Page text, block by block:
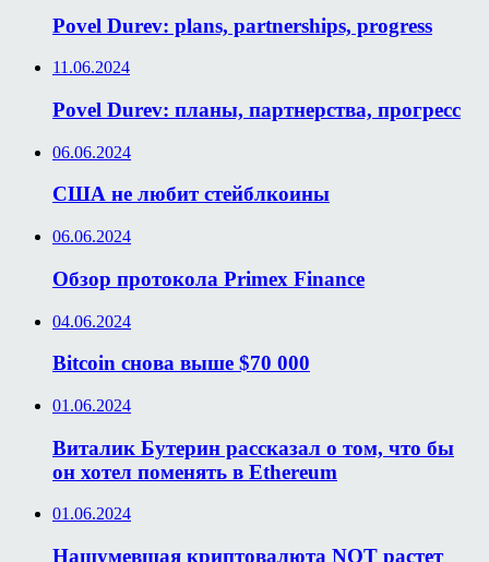
Povel Durev: plans, partnerships, progress
11.06.2024
Povel Durev: планы, партнерства, прогресс
06.06.2024
США не любит стейблкоины
06.06.2024
Обзор протокола Primex Finance
04.06.2024
Bitcoin снова выше $70 000
01.06.2024
Виталик Бутерин рассказал о том, что бы
он хотел поменять в Ethereum
01.06.2024
Нашумевшая криптовалюта NOT растет